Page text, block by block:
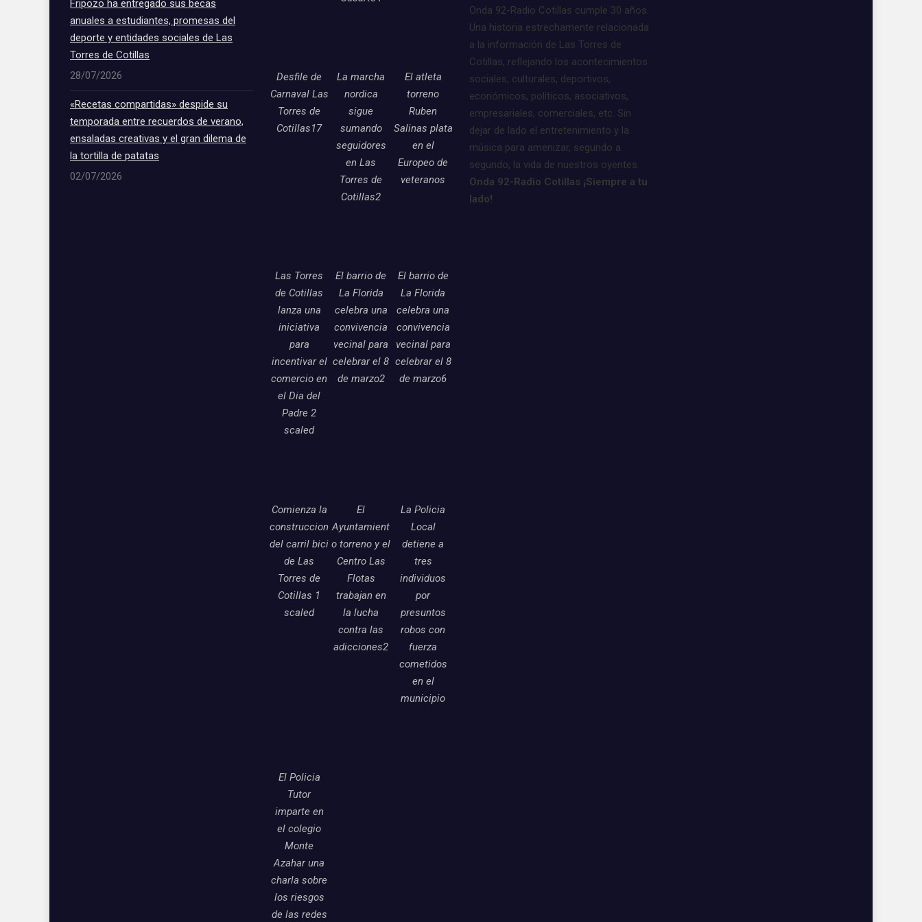
Fripozo ha entregado sus becas
anuales a estudiantes, promesas del
deporte y entidades sociales de Las
Torres de Cotillas
28/07/2026
«Recetas compartidas» despide su
temporada entre recuerdos de verano,
ensaladas creativas y el gran dilema de
la tortilla de patatas
02/07/2026
Desfile de
Carnaval Las
Torres de
Cotillas17
La marcha
nordica
sigue
sumando
seguidores
en Las
Torres de
Cotillas2
El atleta
torreno
Ruben
Salinas plata
en el
Europeo de
veteranos
Las Torres
de Cotillas
lanza una
iniciativa
para
incentivar el
comercio en
el Dia del
Padre 2
scaled
El barrio de
La Florida
celebra una
convivencia
vecinal para
celebrar el 8
de marzo2
El barrio de
La Florida
celebra una
convivencia
vecinal para
celebrar el 8
de marzo6
Comienza la
construccion
del carril bici
de Las
Torres de
Cotillas 1
scaled
El
Ayuntamient
o torreno y el
Centro Las
Flotas
trabajan en
la lucha
contra las
adicciones2
La Policia
Local
detiene a
tres
individuos
por
presuntos
robos con
fuerza
cometidos
en el
municipio
El Policia
Tutor
imparte en
el colegio
Monte
Azahar una
charla sobre
los riesgos
de las redes
Onda 92-Radio Cotillas cumple 30 años.
Una historia estrechamente relacionada
a la información de Las Torres de
Cotillas, reflejando los acontecimientos
sociales, culturales, deportivos,
económicos, políticos, asociativos,
empresariales, comerciales, etc. Sin
dejar de lado el entretenimiento y la
música para amenizar, segundo a
segundo, la vida de nuestros oyentes.
Onda 92-Radio Cotillas ¡Siempre a tu
lado!